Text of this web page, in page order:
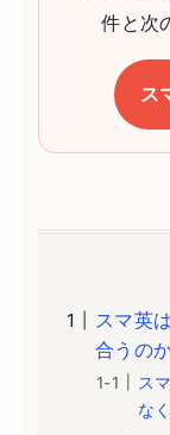
件と次
ス
スマ英
合うの
ス
な